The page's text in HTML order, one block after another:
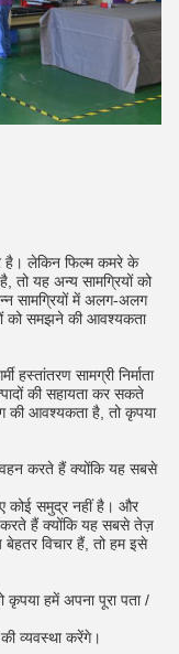
है। लेकिन फिल्म कमरे के
तो यह अन्य सामग्रियों को
सामग्रियों में अलग-अलग
को समझने की आवश्यकता
सामग्री निर्माता
की सहायता कर सकते
की आवश्यकता है, तो कृपया
करते हैं क्योंकि यह सबसे
कोई समुद्र नहीं है। और
करते हैं क्योंकि यह सबसे तेज़
विचार हैं, तो हम इसे
हमें अपना पूरा पता /
व्यवस्था करेंगे।